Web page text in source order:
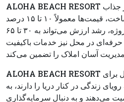
ALOHA BEACH RESORT از نظر سرمایه‌گذاری بسیار جذاب
است — در مراحل اولیه ساخت، قیمت‌ها معمولاً ۱۰ تا ۱۵ درصد
پایین‌تر هستند و تا پایان پروژه، رشد ارزش می‌تواند به ۳۰ تا ۶۵
در محل نیز خدمات باکیفیت
ALOHA BEACH RESORT در تاتلی‌سو انتخابی ایده‌آل برای
زندگی در کنار دریا را دارند، به
می‌دهند و به دنبال سرمایه‌گذاری